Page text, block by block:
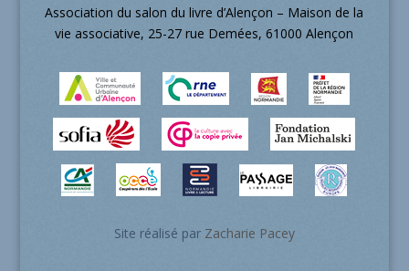
Association du salon du livre d’Alençon – Maison de la
vie associative, 25-27 rue Demées, 61000 Alençon
Site réalisé par Zacharie Pacey